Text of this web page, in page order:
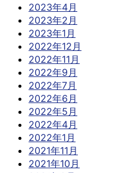
2023年4月
2023年2月
2023年1月
2022年12月
2022年11月
2022年9月
2022年7月
2022年6月
2022年5月
2022年4月
2022年1月
2021年11月
2021年10月